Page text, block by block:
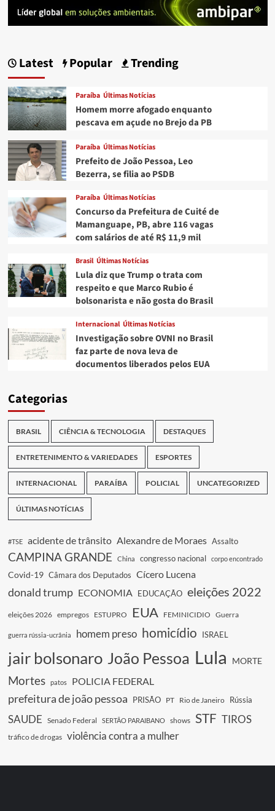
Latest Popular Trending
Paraíba Últimas Notícias
Homem morre afogado enquanto
pescava em açude no Brejo da PB
Paraíba Últimas Notícias
Prefeito de João Pessoa, Leo
Bezerra, se filia ao PSDB
Paraíba Últimas Notícias
Concurso da Prefeitura de Cuité de
Mamanguape, PB, abre 116 vagas
com salários de até R$ 11,9 mil
Brasil Últimas Notícias
Lula diz que Trump o trata com
respeito e que Marco Rubio é
bolsonarista e não gosta do Brasil
Internacional Últimas Notícias
Investigação sobre OVNI no Brasil
faz parte de nova leva de
documentos liberados pelos EUA
Categorias
BRASIL CIÊNCIA & TECNOLOGIA DESTAQUES
ENTRETENIMENTO & VARIEDADES ESPORTES
INTERNACIONAL PARAÍBA POLICIAL UNCATEGORIZED
ÚLTIMAS NOTÍCIAS
#TSE acidente de trânsito Alexandre de Moraes Assalto
CAMPINA GRANDE China congresso nacional corpo encontrado
Covid-19 Câmara dos Deputados Cícero Lucena
donald trump ECONOMIA EDUCAÇÃO eleições 2022
eleições 2026 empregos ESTUPRO EUA FEMINICIDIO Guerra
guerra rússia-ucrânia homem preso homicídio ISRAEL
jair bolsonaro João Pessoa Lula MORTE
Mortes patos POLICIA FEDERAL
prefeitura de joão pessoa PRISÃO PT Rio de Janeiro Rússia
SAUDE Senado Federal SERTÃO PARAIBANO shows STF TIROS
tráfico de drogas violência contra a mulher